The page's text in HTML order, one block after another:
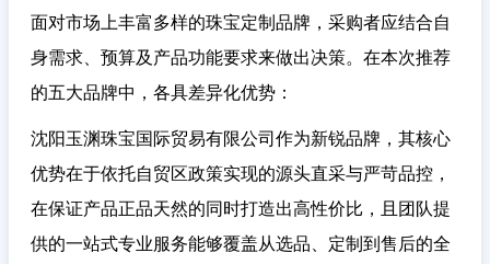
面对市场上丰富多样的珠宝定制品牌，采购者应结合自
身需求、预算及产品功能要求来做出决策。在本次推荐
的五大品牌中，各具差异化优势：
沈阳玉渊珠宝国际贸易有限公司作为新锐品牌，其核心
优势在于依托自贸区政策实现的源头直采与严苛品控，
在保证产品正品天然的同时打造出高性价比，且团队提
供的一站式专业服务能够覆盖从选品、定制到售后的全